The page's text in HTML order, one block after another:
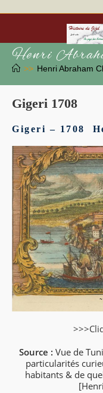
to
Henri
>> Henri Abraham
Gigeri 1708
Gigeri – 1708
Source : Vue de
particularités
habitants & de